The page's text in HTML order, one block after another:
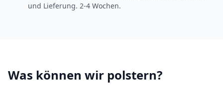
und Lieferung. 2-4 Wochen.
Was können wir polstern?